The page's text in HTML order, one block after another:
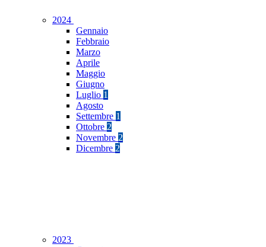
2024
Gennaio
Febbraio
Marzo
Aprile
Maggio
Giugno
Luglio 1
Agosto
Settembre 1
Ottobre 2
Novembre 2
Dicembre 2
2023